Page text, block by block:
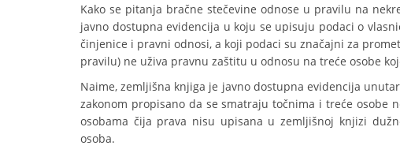
Kako se pitanja bračne stečevine odnose u pravilu na
javno dostupna evidencija u koju se upisuju podaci o
činjenice i pravni odnosi, a koji podaci su značajni za
pravilu) ne uživa pravnu zaštitu u odnosu na treće osobe
Naime, zemljišna knjiga je javno dostupna evidencija
zakonom propisano da se smatraju točnima i treće
osobama čija prava nisu upisana u zemljišnoj knjizi
osoba.